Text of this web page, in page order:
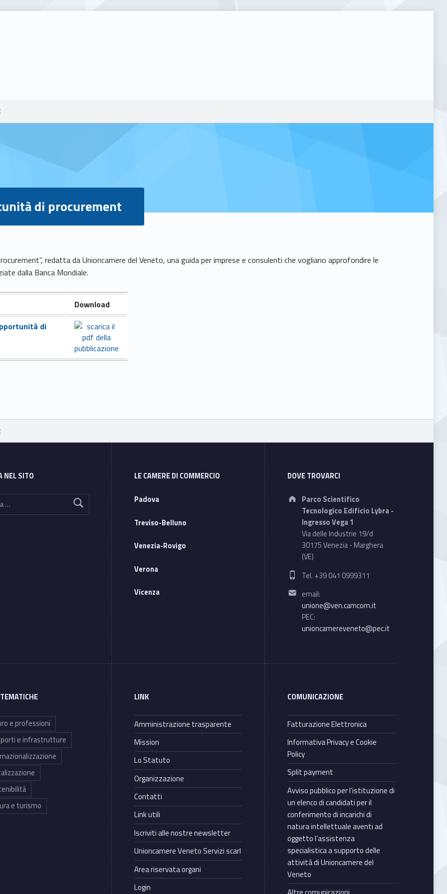
di procurement
redatta da Unioncamere del Veneto, una guida per imprese e consulenti che vogliano approfondire le
dalla Banca Mondiale.
Download
di
NEL SITO
LE CAMERE DI COMMERCIO
Padova
Treviso-Belluno
Venezia-Rovigo
Verona
Vicenza
DOVE TROVARCI
Address:
Parco Scientifico
Tecnologico Edificio Lybra -
Ingresso Vega 1
Via delle Industrie 19/d
30175 Venezia - Marghera
(VE)
Phone number:
Tel. +39 041 0999311
Email address:
email:
unione@ven.camcom.it
PEC:
unioncamereveneto@pec.it
e professioni
e infrastrutture
e turismo
LINK
Amministrazione trasparente
Mission
Lo Statuto
Organizzazione
Contatti
Link utili
Iscriviti alle nostre newsletter
Unioncamere Veneto Servizi scarl
Area riservata organi
Login
COMUNICAZIONE
Fatturazione Elettronica
Informativa Privacy e Cookie
Policy
Split payment
Avviso pubblico per l’istituzione di
un elenco di candidati per il
conferimento di incarichi di
natura intellettuale aventi ad
oggetto l’assistenza
specialistica a supporto delle
attività di Unioncamere del
Veneto